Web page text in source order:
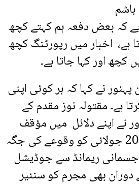
کہ بعض دفعہ ہم کہتے کچھ
ہے، اخبار میں رپورٹنگ کچھ
کچھ اور کہا جاتا ہے۔
نے کہا کہ ہر کوئی اپنی
ہے۔ مقتولہ نوز مقدم کے
نے اپنے دلائل میں مؤقف
اپنایا کہ مجرم کی 20 جولائی کو وقوعے کی جگہ
ریمانڈ سے جوڈیشل
بھی مجرم کو سنئیر